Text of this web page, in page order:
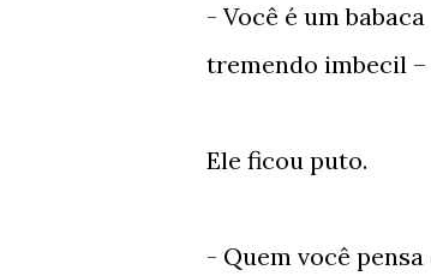
- Você é um
tremendo imbecil –
Ele ficou puto.
- Quem você